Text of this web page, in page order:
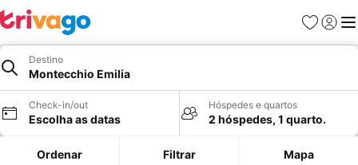
Favoritos
Iniciar
Destino
Montecchio Emilia
Check-in/out
Escolha as datas
Hóspedes e quartos
2 hóspedes, 1 quarto.
Ordenar Filtrar Mapa